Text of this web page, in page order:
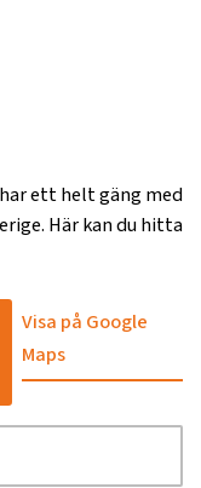
ett helt gäng med
Här kan du hitta
Visa på Google
Maps